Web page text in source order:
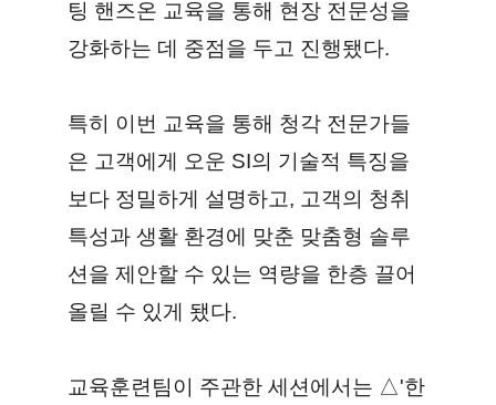
팅 핸즈온 교육을 통해 현장 전문성을
강화하는 데 중점을 두고 진행됐다.
특히 이번 교육을 통해 청각 전문가들
은 고객에게 오운 SI의 기술적 특징을
보다 정밀하게 설명하고, 고객의 청취
특성과 생활 환경에 맞춘 맞춤형 솔루
션을 제안할 수 있는 역량을 한층 끌어
올릴 수 있게 됐다.
교육훈련팀이 주관한 세션에서는 △'한